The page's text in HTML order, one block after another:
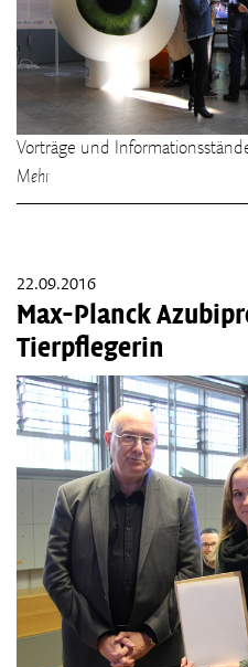
Vorträge und
Mehr
22.09.2016
Max-Planck
Tierpflegerin